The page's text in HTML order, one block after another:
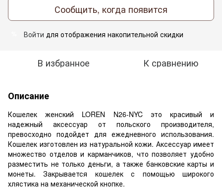
Сообщить, когда появится
Войти для отображения накопительной скидки
В избранное К сравнению
Описание
Кошелек женский LOREN N26-NYC это красивый и
надежный аксессуар от польского производителя,
превосходно подойдет для ежедневного использования.
Кошелек изготовлен из натуральной кожи. Аксессуар имеет
множество отделов и карманчиков, что позволяет удобно
разместить не только деньги, а также банковские карты и
монеты. Закрывается кошелек с помощью широкого
хлястика на механической кнопке.